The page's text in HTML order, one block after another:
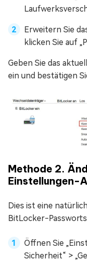
Erweitern Sie
klicken Sie auf
Geben Sie das
ein und bestätigen
Methode 2.
Einstellungen-
Dies ist eine
BitLocker-
Öffnen Sie
Sicherheit“ >